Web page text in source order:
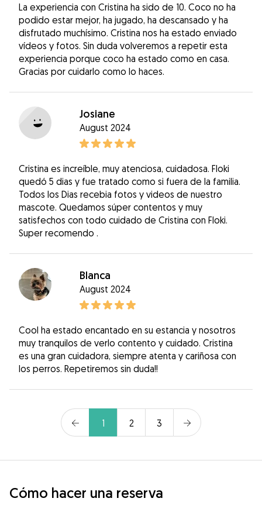
La experiencia con Cristina ha sido de 10. Coco no ha
podido estar mejor, ha jugado, ha descansado y ha
disfrutado muchísimo. Cristina nos ha estado enviado
vídeos y fotos. Sin duda volveremos a repetir esta
experiencia porque coco ha estado como en casa.
Gracias por cuidarlo como lo haces.
Josiane
August 2024
Cristina es increíble, muy atenciosa, cuidadosa. Floki
quedó 5 dias y fue tratado como si fuera de la familia.
Todos los Dias recebia fotos y videos de nuestro
mascote. Quedamos súper contentos y muy
satisfechos con todo cuidado de Cristina con Floki.
Super recomendo .
Blanca
August 2024
Cool ha estado encantado en su estancia y nosotros
muy tranquilos de verlo contento y cuidado. Cristina
es una gran cuidadora, siempre atenta y cariñosa con
los perros. Repetiremos sin duda!!
1 2 3
Cómo hacer una reserva